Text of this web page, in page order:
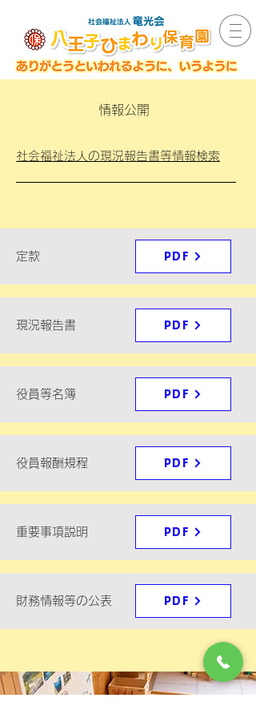
情報公開
社会福祉法人の現況報告書等情報検索
定款 PDF
現況報告書 PDF
役員等名簿 PDF
役員報酬規程 PDF
重要事項説明 PDF
財務情報等の公表 PDF